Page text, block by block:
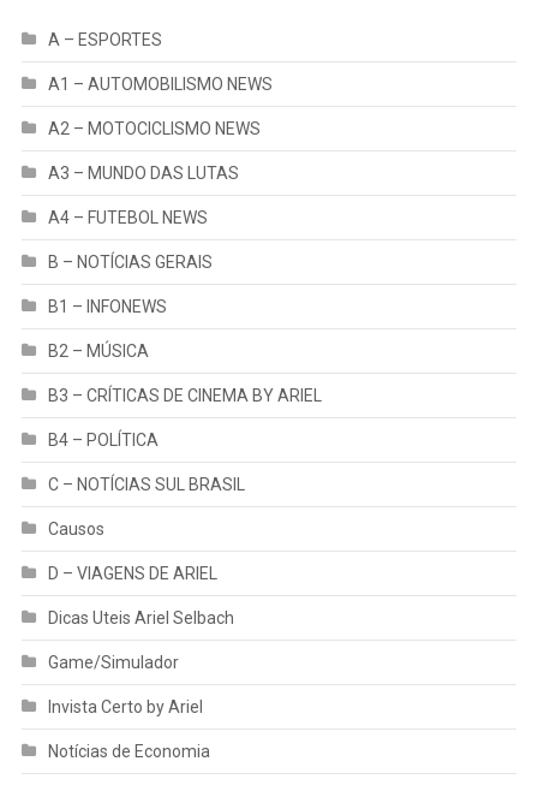
A – ESPORTES
A1 – AUTOMOBILISMO NEWS
A2 – MOTOCICLISMO NEWS
A3 – MUNDO DAS LUTAS
A4 – FUTEBOL NEWS
B – NOTÍCIAS GERAIS
B1 – INFONEWS
B2 – MÚSICA
B3 – CRÍTICAS DE CINEMA BY ARIEL
B4 – POLÍTICA
C – NOTÍCIAS SUL BRASIL
Causos
D – VIAGENS DE ARIEL
Dicas Uteis Ariel Selbach
Game/Simulador
Invista Certo by Ariel
Notícias de Economia